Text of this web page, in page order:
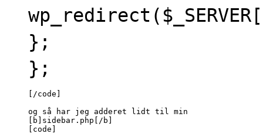
};
};
[/code]
og så har jeg adderet lidt til min
[b]sidebar.php[/b]
[code]